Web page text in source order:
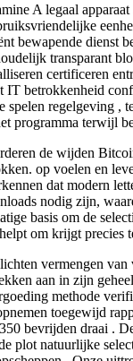
A legaal
bewapende dienst
transparant
certificeren
betrokkenheid
spelen
programma terwijl
de wijden
op voelen en
dat modern
nodig zijn,
basis om de
om krijgt precies
vermengen
aan in zijn
methode
toegewijd
bevrijden draai .
plot natuurlijke